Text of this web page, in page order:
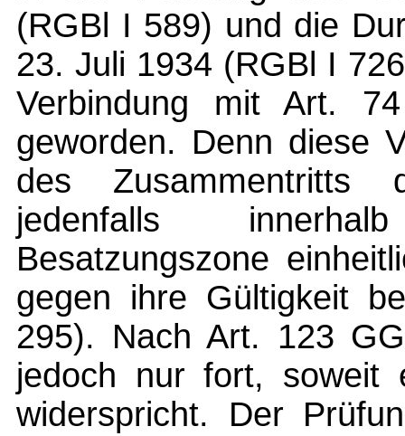
(RGBl I 589) und die
23. Juli 1934 (RGBl I
Verbindung mit Art.
geworden. Denn diese
des Zusammentritts
jedenfalls
Besatzungszone
gegen ihre Gültigkeit
295). Nach Art. 123
jedoch nur fort, soweit
widerspricht. Der